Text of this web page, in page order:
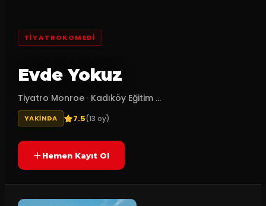
TİYATROKOMEDI
Evde Yokuz
Tiyatro Monroe · Kadıköy Eğitim ...
YAKINDA 7.5(13 oy)
Hemen Kayıt Ol